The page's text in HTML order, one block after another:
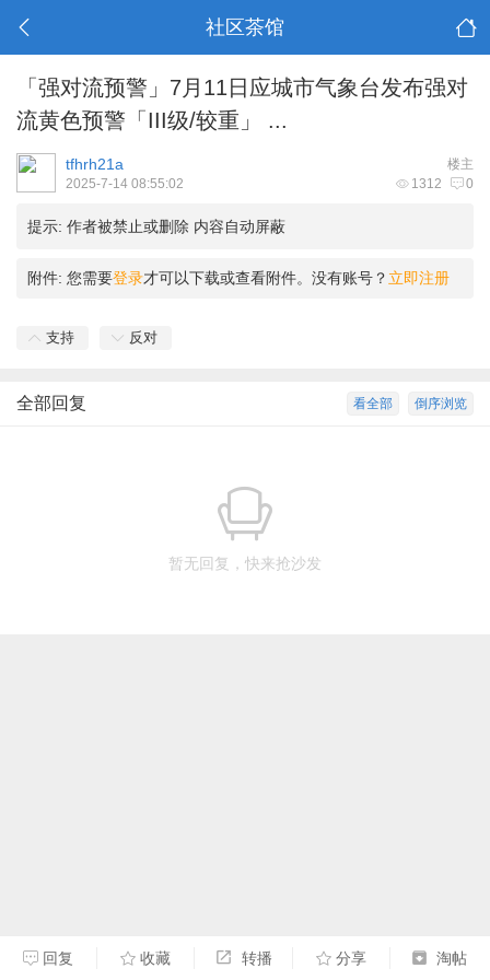
社区茶馆
「强对流预警」7月11日应城市气象台发布强对
流黄色预警「III级/较重」 ...
楼主
tfhrh21a
1312 0
2025-7-14 08:55:02
提示: 作者被禁止或删除 内容自动屏蔽
附件: 您需要登录才可以下载或查看附件。没有账号？ 立即注册
支持 反对
倒序浏览
看全部
全部回复
暂无回复，快来抢沙发
回复 收藏 转播 分享 淘帖